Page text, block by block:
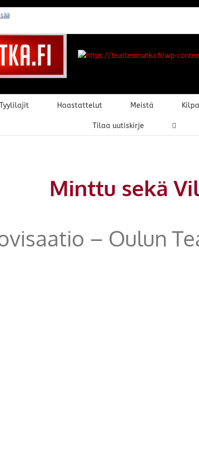
Tyylilajit Haastattelut Meistä
Tilaa uutiskirje
Minttu sekä
– Oulun